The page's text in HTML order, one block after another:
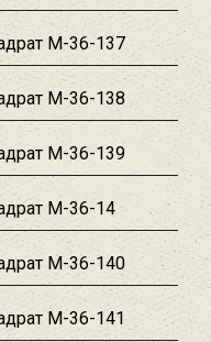
M-36-137
M-36-138
M-36-139
M-36-14
M-36-140
M-36-141